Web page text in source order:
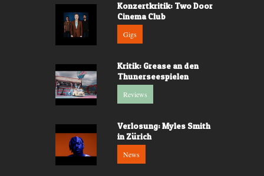
Konzertkritik: Two Door
Cinema Club
Gigs
Kritik: Grease an den
Thunerseespielen
Reviews
Verlosung: Myles Smith
in Zürich
News